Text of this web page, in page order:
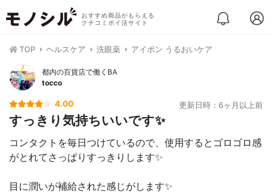
おすすめ商品がもらえる
クチコミポイ活サイト
TOP ヘルスケア 洗眼薬 アイボン うるおいケア
都内の百貨店で働くBA
tocco
4.00 更新日時：6ヶ月以上前
すっきり気持ちいいです✨
コンタクトを毎日つけているので、使用するとゴロゴロ感
がとれてさっぱりすっきりします✨
目に潤いが補給された感じがします✨